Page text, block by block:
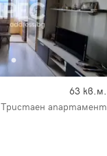
63 кв.м.
Тристаен апартамент